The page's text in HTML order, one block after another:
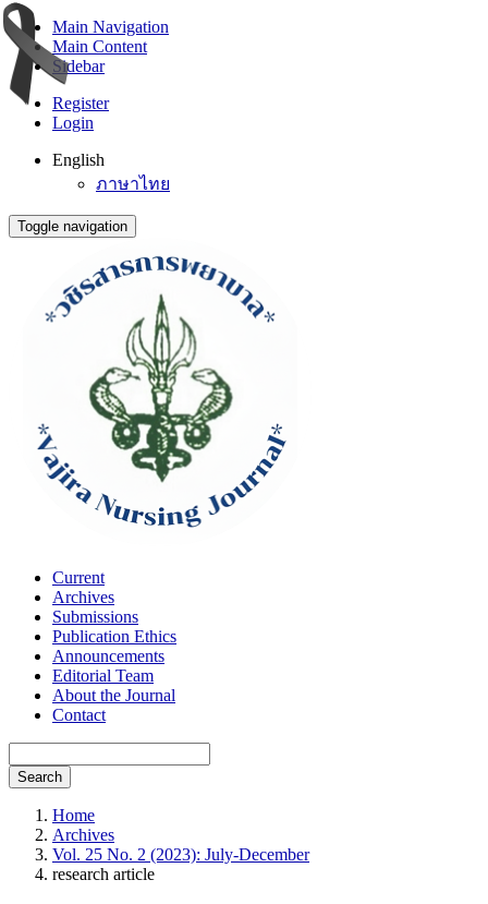
Main Navigation
Main Content
Sidebar
Register
Login
English
ภาษาไทย
Toggle navigation
Current
Archives
Submissions
Publication Ethics
Announcements
Editorial Team
About the Journal
Contact
Search
Home
Archives
Vol. 25 No. 2 (2023): July-December
research article